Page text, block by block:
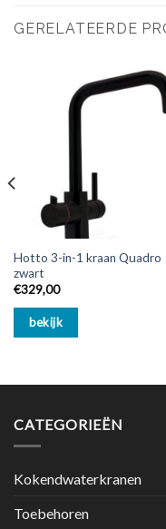
GERELATEERDE
Hotto 3-in-1 kraan Quadro
zwart
€329,00
bekijk
CATEGORIEËN
Kokendwaterkranen
Toebehoren